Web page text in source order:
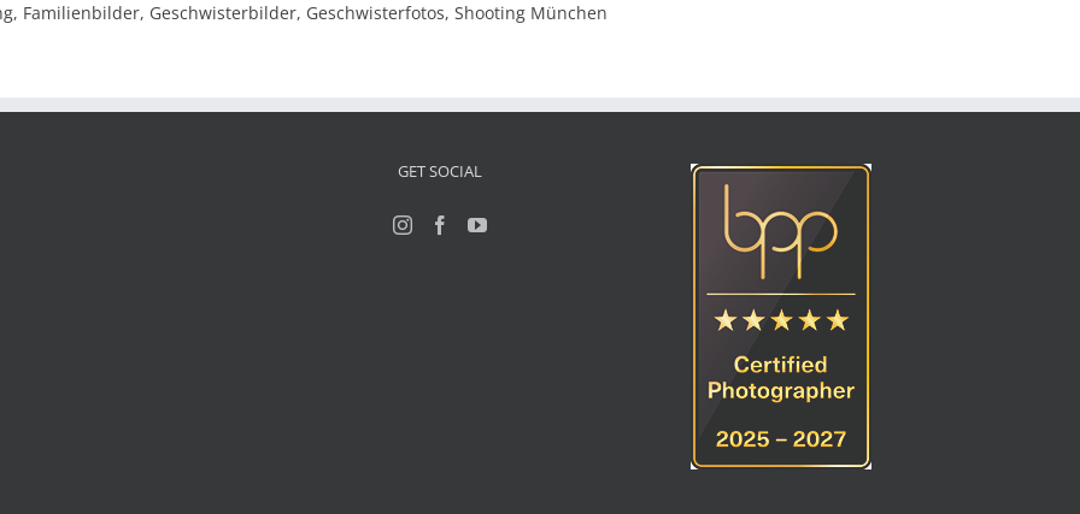
Familienbilder, Geschwisterbilder, Geschwisterfotos, Shooting München
GET SOCIAL